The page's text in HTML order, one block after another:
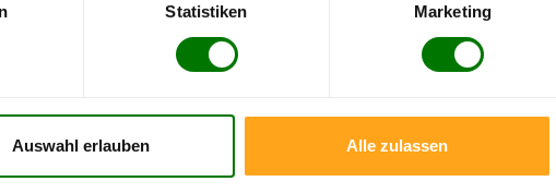
Statistiken Marketing
Auswahl erlauben Alle zulassen